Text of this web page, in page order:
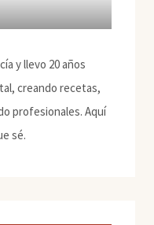
y llevo 20 años
creando recetas,
profesionales. Aquí
sé.